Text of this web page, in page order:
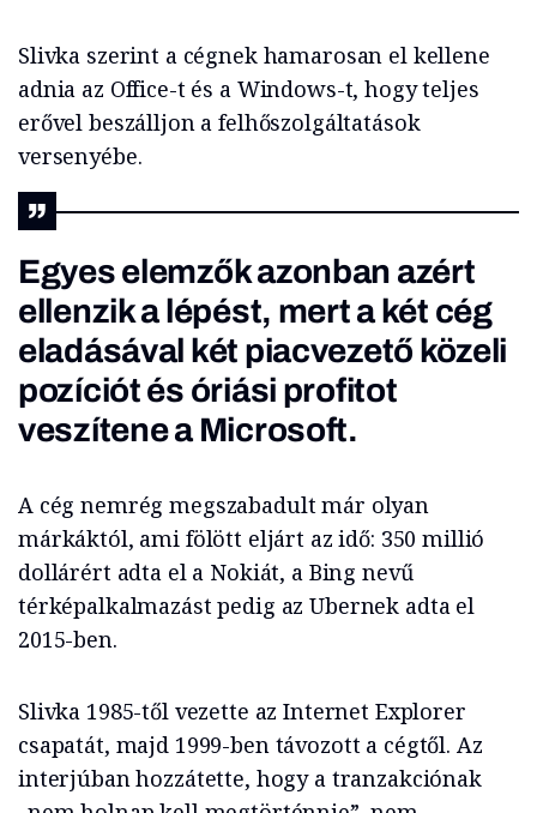
Slivka szerint a cégnek hamarosan el kellene
adnia az Office-t és a Windows-t, hogy teljes
erővel beszálljon a felhőszolgáltatások
versenyébe.
Egyes elemzők azonban azért
ellenzik a lépést, mert a két cég
eladásával két piacvezető közeli
pozíciót és óriási profitot
veszítene a Microsoft.
A cég nemrég megszabadult már olyan
márkáktól, ami fölött eljárt az idő: 350 millió
dollárért adta el a Nokiát, a Bing nevű
térképalkalmazást pedig az Ubernek adta el
2015-ben.
Slivka 1985-től vezette az Internet Explorer
csapatát, majd 1999-ben távozott a cégtől. Az
interjúban hozzátette, hogy a tranzakciónak